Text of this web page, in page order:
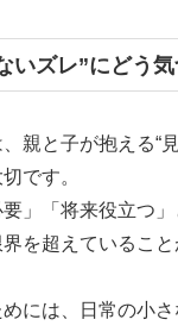
いズレ”にどう
親と子が抱える“
です。
」「将来役立つ」
を超えていること
には、日常の小